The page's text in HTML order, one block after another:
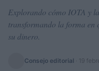
Explorando cómo IOTA y
transformando la forma en
su dinero.
Consejo editorial 19